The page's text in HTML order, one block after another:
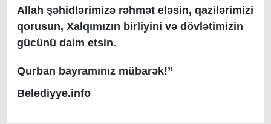
Allah şəhidlərimizə rəhmət eləsin, qazilərimizi
qorusun, Xalqımızın birliyini və dövlətimizin
gücünü daim etsin.
Qurban bayramınız mübarək!”
Belediyye.info